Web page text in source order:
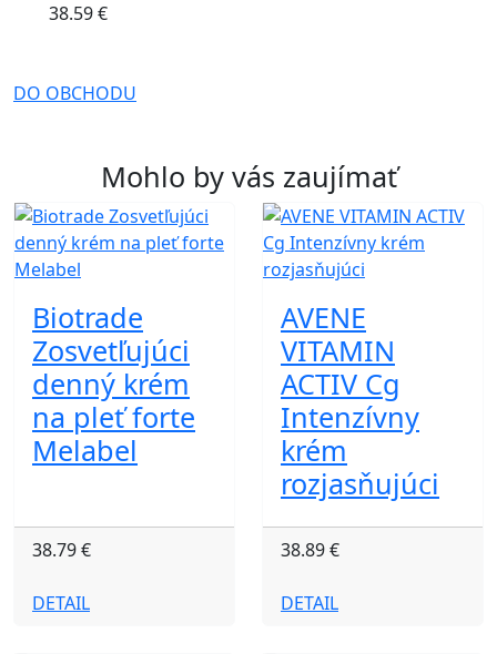
38.59 €
DO OBCHODU
Mohlo by vás zaujímať
Biotrade
Zosvetľujúci
denný krém
na pleť forte
Melabel
38.79 €
DETAIL
AVENE
VITAMIN
ACTIV Cg
Intenzívny
krém
rozjasňujúci
38.89 €
DETAIL